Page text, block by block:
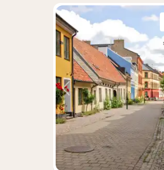
Vorige foto